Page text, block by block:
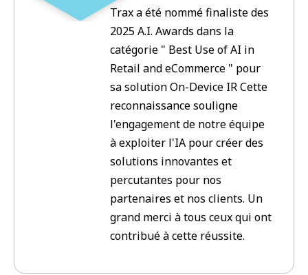
Trax a été nommé finaliste des
2025 A.I. Awards dans la
catégorie " Best Use of AI in
Retail and eCommerce " pour
sa solution On-Device IR Cette
reconnaissance souligne
l'engagement de notre équipe
à exploiter l'IA pour créer des
solutions innovantes et
percutantes pour nos
partenaires et nos clients. Un
grand merci à tous ceux qui ont
contribué à cette réussite.